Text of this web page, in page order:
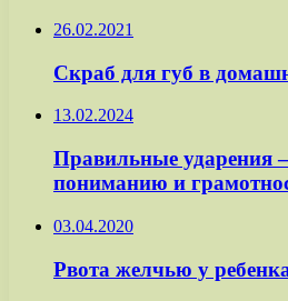
26.02.2021
Скраб для губ в
13.02.2024
Правильные ударения
пониманию и
03.04.2020
Рвота желчью у